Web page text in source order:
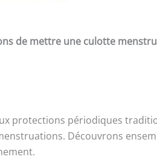
de mettre une culotte
protections périodiques
Découvrons